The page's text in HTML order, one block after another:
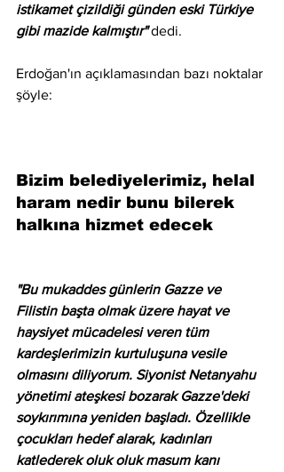
istikamet çizildiği günden eski Türkiye
gibi mazide kalmıştır" dedi.
Erdoğan'ın açıklamasından bazı noktalar
şöyle:
Bizim belediyelerimiz, helal
haram nedir bunu bilerek
halkına hizmet edecek
"Bu mukaddes günlerin Gazze ve
Filistin başta olmak üzere hayat ve
haysiyet mücadelesi veren tüm
kardeşlerimizin kurtuluşuna vesile
olmasını diliyorum. Siyonist Netanyahu
yönetimi ateşkesi bozarak Gazze'deki
soykırımına yeniden başladı. Özellikle
çocukları hedef alarak, kadınları
katlederek oluk oluk masum kanı